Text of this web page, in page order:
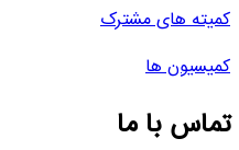
کمیته های مشترک
کمیسیون ها
تماس با ما